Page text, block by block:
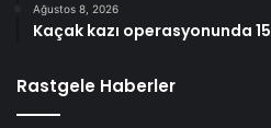
Ağustos 8, 2026
Kaçak kazı operasyonunda
Rastgele Haberler